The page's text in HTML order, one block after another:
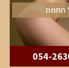
החמה
054-